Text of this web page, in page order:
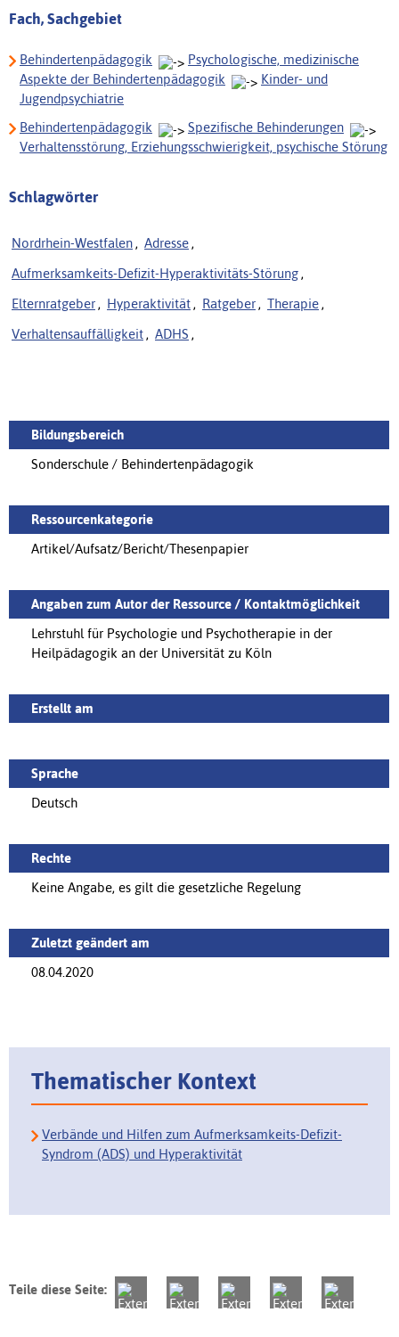
Fach, Sachgebiet
Behindertenpädagogik
Psychologische, medizinische
Aspekte der Behindertenpädagogik
Kinder- und
Jugendpsychiatrie
Behindertenpädagogik
Spezifische Behinderungen
Verhaltensstörung, Erziehungsschwierigkeit, psychische Störung
Schlagwörter
Nordrhein-Westfalen , Adresse ,
Aufmerksamkeits-Defizit-Hyperaktivitäts-Störung ,
Elternratgeber , Hyperaktivität , Ratgeber , Therapie ,
Verhaltensauffälligkeit , ADHS ,
Bildungsbereich
Sonderschule / Behindertenpädagogik
Ressourcenkategorie
Artikel/Aufsatz/Bericht/Thesenpapier
Angaben zum Autor der Ressource / Kontaktmöglichkeit
Lehrstuhl für Psychologie und Psychotherapie in der
Heilpädagogik an der Universität zu Köln
Erstellt am
Sprache
Deutsch
Rechte
Keine Angabe, es gilt die gesetzliche Regelung
Zuletzt geändert am
08.04.2020
Thematischer Kontext
Verbände und Hilfen zum Aufmerksamkeits-Defizit-
Syndrom (ADS) und Hyperaktivität
Teile diese Seite: